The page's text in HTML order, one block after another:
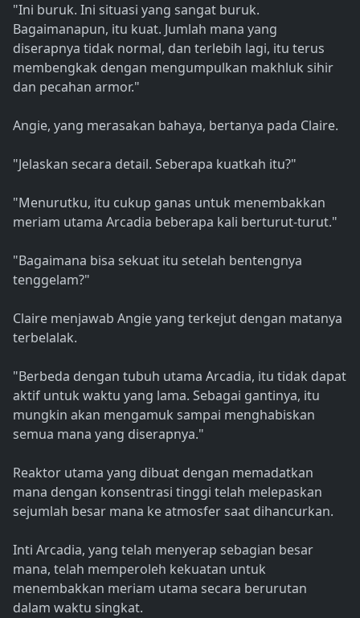
"Ini buruk. Ini situasi yang sangat buruk.
Bagaimanapun, itu kuat. Jumlah mana yang
diserapnya tidak normal, dan terlebih lagi, itu terus
membengkak dengan mengumpulkan makhluk sihir
dan pecahan armor."
Angie, yang merasakan bahaya, bertanya pada Claire.
"Jelaskan secara detail. Seberapa kuatkah itu?"
"Menurutku, itu cukup ganas untuk menembakkan
meriam utama Arcadia beberapa kali berturut-turut."
"Bagaimana bisa sekuat itu setelah bentengnya
tenggelam?"
Claire menjawab Angie yang terkejut dengan matanya
terbelalak.
"Berbeda dengan tubuh utama Arcadia, itu tidak dapat
aktif untuk waktu yang lama. Sebagai gantinya, itu
mungkin akan mengamuk sampai menghabiskan
semua mana yang diserapnya."
Reaktor utama yang dibuat dengan memadatkan
mana dengan konsentrasi tinggi telah melepaskan
sejumlah besar mana ke atmosfer saat dihancurkan.
Inti Arcadia, yang telah menyerap sebagian besar
mana, telah memperoleh kekuatan untuk
menembakkan meriam utama secara berurutan
dalam waktu singkat.